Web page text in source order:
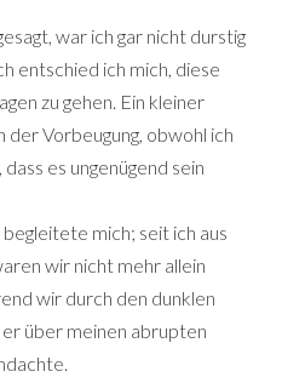
war ich gar nicht durstig
entschied ich mich, diese
zu gehen. Ein kleiner
der Vorbeugung, obwohl ich
es ungenügend sein
begleitete mich; seit ich aus
wir nicht mehr allein
wir durch den dunklen
über meinen abrupten